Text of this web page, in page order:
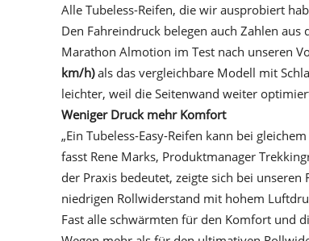
Alle Tubeless-Reifen, die wir ausprobiert
Den Fahreindruck belegen auch Zahlen
Marathon Almotion im Test nach unseren
km/h)als das vergleichbare Modell mit
leichter, weil die Seitenwand weiter
Weniger Druck mehr Komfort
„Ein Tubeless-Easy-Reifen kann bei
fasst Rene Marks, Produktmanager
der Praxis bedeutet, zeigte sich bei
niedrigen Rollwiderstand mit hohem
Fast alle schwärmten für den Komfort und